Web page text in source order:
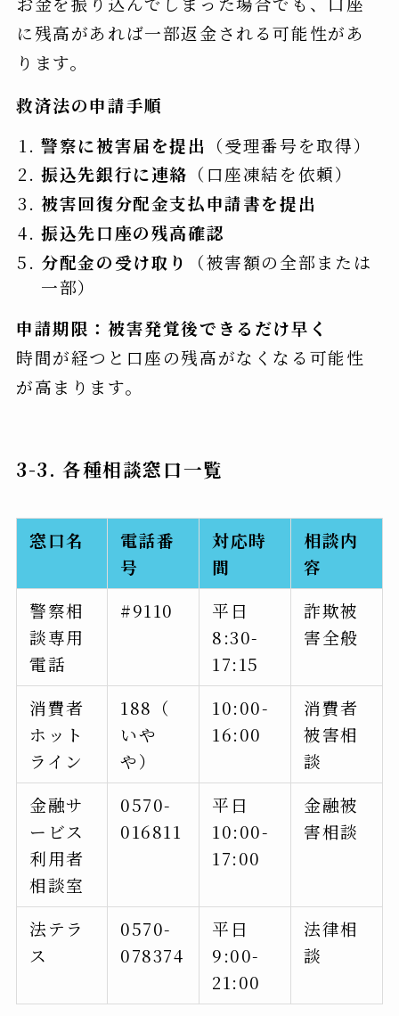
に残高があれば一部返金される可能性があ
ります。
救済法の申請手順
警察に被害届を提出 （受理番号を取得）
振込先銀行に連絡 （口座凍結を依頼）
被害回復分配金支払申請書を提出
振込先口座の残高確認
分配金の受け取り
（被害額の全部または
一部）
申請期限：被害発覚後できるだけ早く
時間が経つと口座の残高がなくなる可能性
が高まります。
3-3. 各種相談窓口一覧
窓口名
電話番
号
対応時
間
相談内
容
警察相
談専用
電話
#9110
平日
8:30-
17:15
詐欺被
害全般
消費者
ホット
ライン
188（
いや
や）
10:00-
16:00
消費者
被害相
談
金融サ
ービス
利用者
相談室
0570-
016811
平日
10:00-
17:00
金融被
害相談
法テラ
ス
0570-
078374
平日
9:00-
21:00
法律相
談